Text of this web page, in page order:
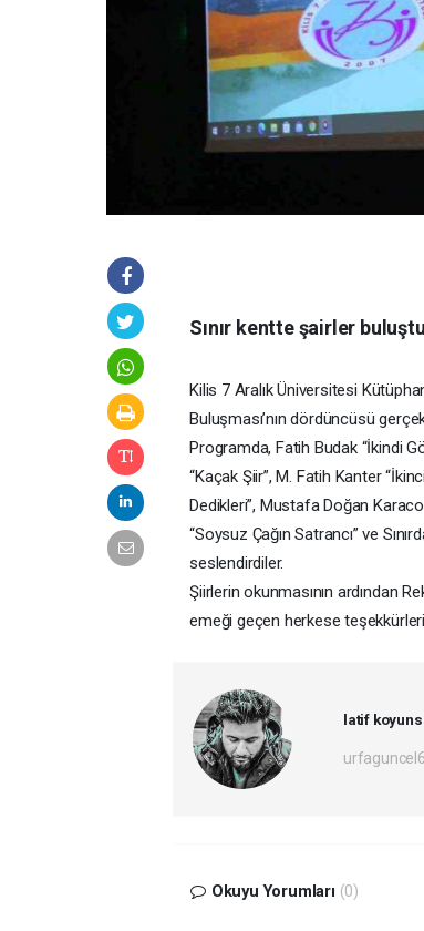
Sınır kentte şairler buluştu
Kilis 7 Aralık Üniversitesi
Buluşması’nın dördüncüsü
Programda, Fatih Budak “İkindi
“Kaçak Şiir”, M. Fatih Kanter
Dedikleri”, Mustafa Doğan
“Soysuz Çağın Satrancı” ve
seslendirdiler.
Şiirlerin okunmasının ardından
emeği geçen herkese
latif
Okuyu Yorumları (0)